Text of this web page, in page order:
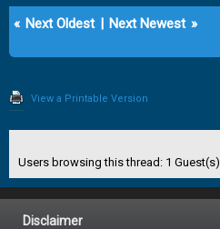
« Next Oldest | Next Newest »
View a Printable Version
Users browsing this thread: 1 Guest(s)
Disclaimer